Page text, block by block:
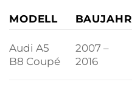
MODELL BAUJAHR
Audi A5
B8 Coupé
2007 –
2016